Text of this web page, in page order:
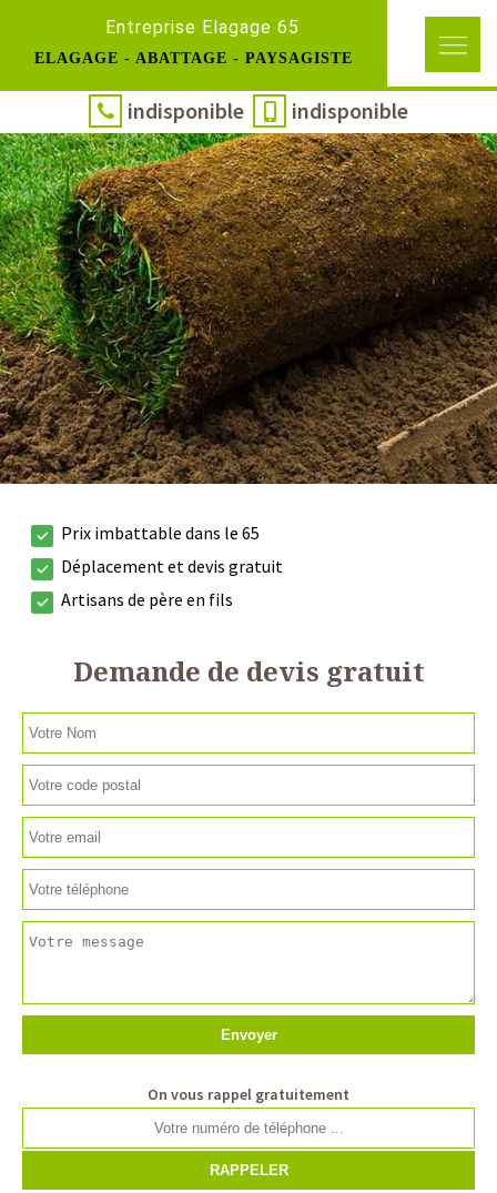
Entreprise Elagage 65
ELAGAGE - ABATTAGE - PAYSAGISTE
indisponible indisponible
Prix imbattable dans le 65
Déplacement et devis gratuit
Artisans de père en fils
Demande de devis gratuit
On vous rappel gratuitement